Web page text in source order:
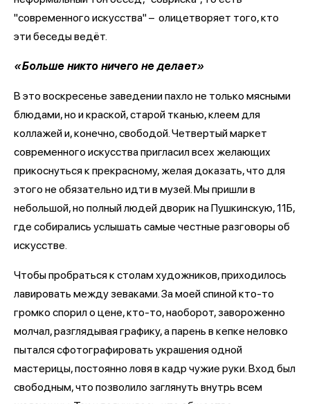
"современного искусства" – олицетворяет того, кто
эти беседы ведёт.
«Больше никто ничего не делает»
В это воскресенье заведении пахло не только мясными
блюдами, но и краской, старой тканью, клеем для
коллажей и, конечно, свободой. Четвертый маркет
современного искусства пригласил всех желающих
прикоснуться к прекрасному, желая доказать, что для
этого не обязательно идти в музей. Мы пришли в
небольшой, но полный людей дворик на Пушкинскую, 11Б,
где собирались услышать самые честные разговоры об
искусстве.
Чтобы пробраться к столам художников, приходилось
лавировать между зеваками. За моей спиной кто-то
громко спорил о цене, кто-то, наоборот, завороженно
молчал, разглядывая графику, а парень в кепке неловко
пытался сфотографировать украшения одной
мастерицы, постоянно ловя в кадр чужие руки. Вход был
свободным, что позволило заглянуть внутрь всем